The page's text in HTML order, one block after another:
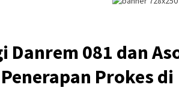
Danrem 081 dan
Prokes di